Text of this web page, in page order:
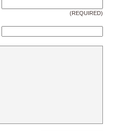
(REQUIRED)